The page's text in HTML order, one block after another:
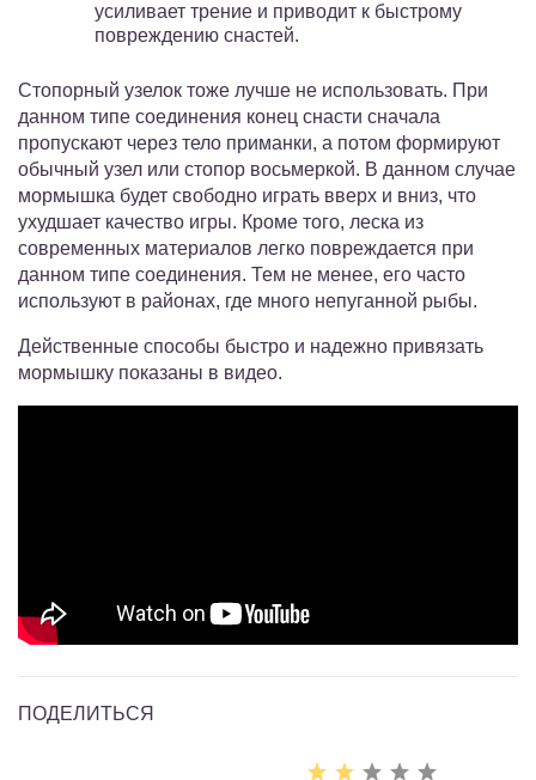
усиливает трение и приводит к быстрому
повреждению снастей.
Стопорный узелок тоже лучше не использовать. При
данном типе соединения конец снасти сначала
пропускают через тело приманки, а потом формируют
обычный узел или стопор восьмеркой. В данном случае
мормышка будет свободно играть вверх и вниз, что
ухудшает качество игры. Кроме того, леска из
современных материалов легко повреждается при
данном типе соединения. Тем не менее, его часто
используют в районах, где много непуганной рыбы.
Действенные способы быстро и надежно привязать
мормышку показаны в видео.
ПОДЕЛИТЬСЯ